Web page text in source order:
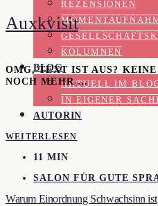
REZENSIONEN
KOLUMNEN
BLOG
AKTUELL IM
IN EIGENER
AUTORIN
Auxkvisit
OMG, TEXT IST AUS?
NOCH MEHR …
WEITERLESEN
11 MIN
SALON FÜR GUTE
Warum Einordnung Schwachsinn ist